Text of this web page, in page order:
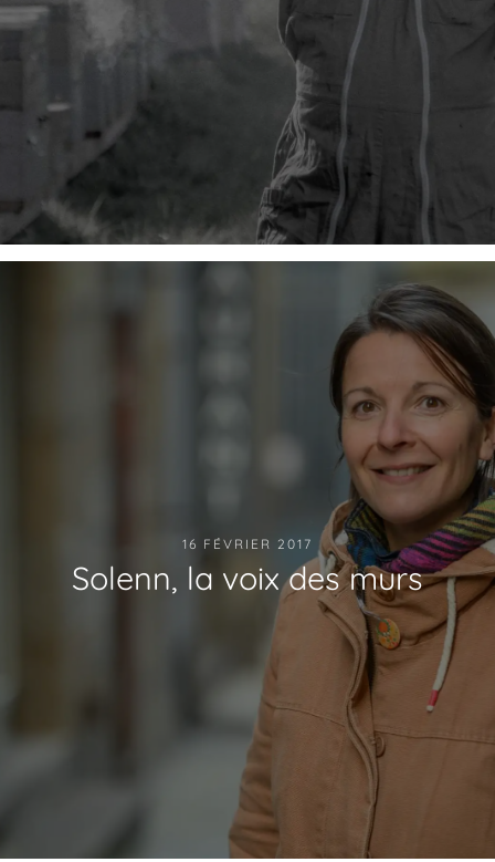
16 FÉVRIER 2017
Solenn, la voix des murs